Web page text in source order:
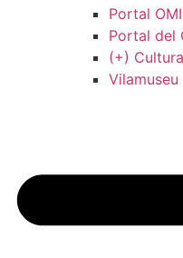
Portal
Portal del
(+) Cultura
Vilamuseu